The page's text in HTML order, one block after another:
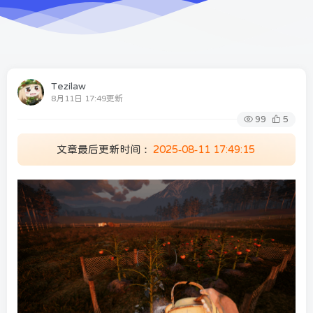
Tezilaw
8月11日 17:49更新
99 5
文章最后更新时间： 2025-08-11 17:49:15